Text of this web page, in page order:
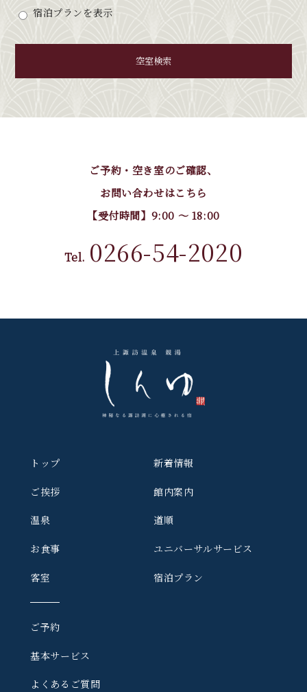
宿泊プランを表示
空室検索
ご予約・空き室のご確認、
お問い合わせはこちら
【受付時間】9:00 〜 18:00
Tel. 0266-54-2020
トップ
ご挨拶
温泉
お食事
客室
新着情報
館内案内
道順
ユニバーサルサービス
宿泊プラン
ご予約
基本サービス
よくあるご質問